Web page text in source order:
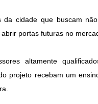
cidade que buscam
portas futuras no
altamente
projeto recebam um